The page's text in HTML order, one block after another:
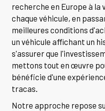
recherche en Europe à
chaque véhicule, en
meilleures conditions
un véhicule affichant un
s'assurer que
mettons tout en œuvre
bénéficie d'une
tracas.
Notre approche repose